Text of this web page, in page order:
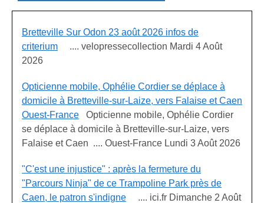
Bretteville Sur Odon 23 août 2026 infos de
criterium .... velopressecollection Mardi 4 Août
2026
Opticienne mobile, Ophélie Cordier se déplace à
domicile à Bretteville-sur-Laize, vers Falaise et Caen
Ouest-France Opticienne mobile, Ophélie Cordier
se déplace à domicile à Bretteville-sur-Laize, vers
Falaise et Caen .... Ouest-France Lundi 3 Août 2026
"C'est une injustice" : après la fermeture du
"Parcours Ninja" de ce Trampoline Park près de
Caen, le patron s'indigne .... ici.fr Dimanche 2 Août